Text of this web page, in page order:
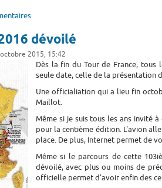
dévoilé
2015, 15:42
Dès la fin du Tour de France,
seule date, celle de la présentation
Une officialiation qui a lieu fin
Maillot.
Même si je suis tous les ans invité
pour la centième édition. L'avion
place. De plus, Internet permet de
Même si le parcours de cette
dévoilé, avec plus ou moins de
officielle permet d'avoir enfin des